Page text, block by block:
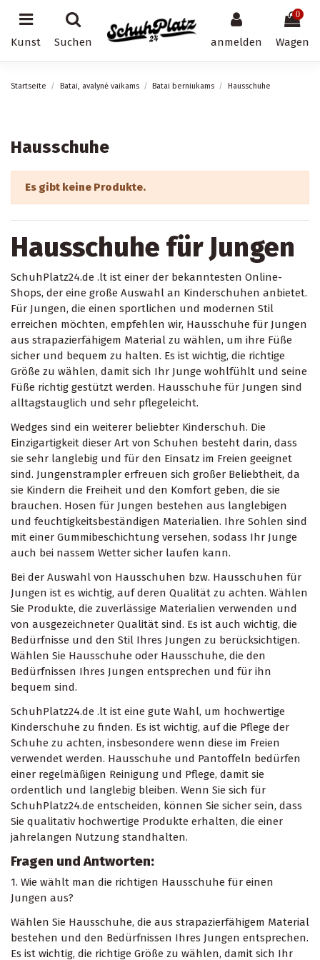
Kunst Suchen anmelden
0
Wagen
Startseite Batai, avalynė vaikams Batai berniukams Hausschuhe
Hausschuhe
Es gibt keine Produkte.
Hausschuhe für Jungen
SchuhPlatz24.de .lt ist einer der bekanntesten Online-
Shops, der eine große Auswahl an Kinderschuhen anbietet.
Für Jungen, die einen sportlichen und modernen Stil
erreichen möchten, empfehlen wir, Hausschuhe für Jungen
aus strapazierfähigem Material zu wählen, um ihre Füße
sicher und bequem zu halten. Es ist wichtig, die richtige
Größe zu wählen, damit sich Ihr Junge wohlfühlt und seine
Füße richtig gestützt werden. Hausschuhe für Jungen sind
alltagstauglich und sehr pflegeleicht.
Wedges sind ein weiterer beliebter Kinderschuh. Die
Einzigartigkeit dieser Art von Schuhen besteht darin, dass
sie sehr langlebig und für den Einsatz im Freien geeignet
sind. Jungenstrampler erfreuen sich großer Beliebtheit, da
sie Kindern die Freiheit und den Komfort geben, die sie
brauchen. Hosen für Jungen bestehen aus langlebigen
und feuchtigkeitsbeständigen Materialien. Ihre Sohlen sind
mit einer Gummibeschichtung versehen, sodass Ihr Junge
auch bei nassem Wetter sicher laufen kann.
Bei der Auswahl von Hausschuhen bzw. Hausschuhen für
Jungen ist es wichtig, auf deren Qualität zu achten. Wählen
Sie Produkte, die zuverlässige Materialien verwenden und
von ausgezeichneter Qualität sind. Es ist auch wichtig, die
Bedürfnisse und den Stil Ihres Jungen zu berücksichtigen.
Wählen Sie Hausschuhe oder Hausschuhe, die den
Bedürfnissen Ihres Jungen entsprechen und für ihn
bequem sind.
SchuhPlatz24.de .lt ist eine gute Wahl, um hochwertige
Kinderschuhe zu finden. Es ist wichtig, auf die Pflege der
Schuhe zu achten, insbesondere wenn diese im Freien
verwendet werden. Hausschuhe und Pantoffeln bedürfen
einer regelmäßigen Reinigung und Pflege, damit sie
ordentlich und langlebig bleiben. Wenn Sie sich für
SchuhPlatz24.de entscheiden, können Sie sicher sein, dass
Sie qualitativ hochwertige Produkte erhalten, die einer
jahrelangen Nutzung standhalten.
Fragen und Antworten:
1. Wie wählt man die richtigen Hausschuhe für einen
Jungen aus?
Wählen Sie Hausschuhe, die aus strapazierfähigem Material
bestehen und den Bedürfnissen Ihres Jungen entsprechen.
Es ist wichtig, die richtige Größe zu wählen, damit sich Ihr